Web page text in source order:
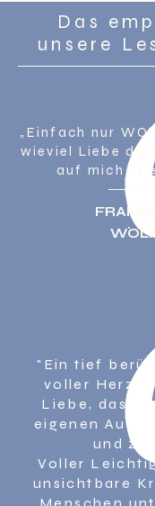
Das
unsere
„Einfach nur
wieviel Liebe da
auf mich
"Ein tief
voller
Liebe, das
eigenen
und zu
Voller
unsichtbare